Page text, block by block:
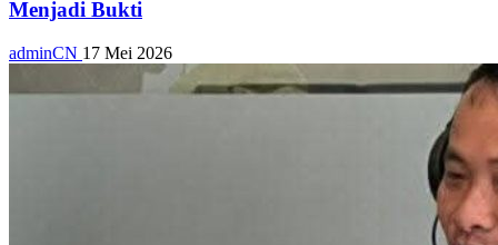
Menjadi Bukti
adminCN 17 Mei 2026